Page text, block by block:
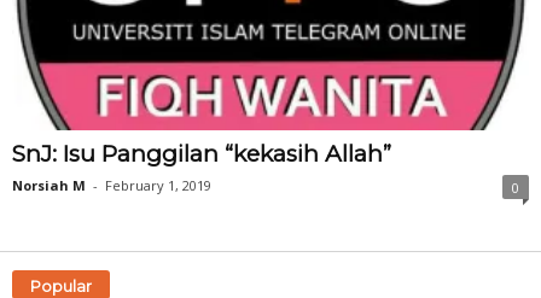
SnJ: Isu Panggilan “kekasih Allah”
Norsiah M - February 1, 2019 0
Popular